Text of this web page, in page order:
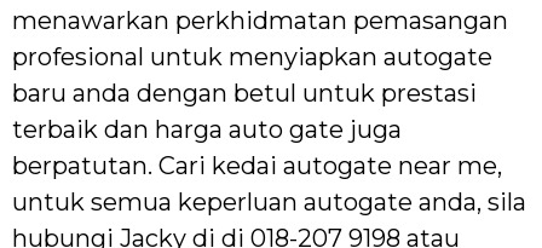
menawarkan perkhidmatan pemasangan
profesional untuk menyiapkan autogate
baru anda dengan betul untuk prestasi
terbaik dan harga auto gate juga
berpatutan. Cari kedai autogate near me,
untuk semua keperluan autogate anda, sila
hubungi Jacky di di 018-207 9198 atau